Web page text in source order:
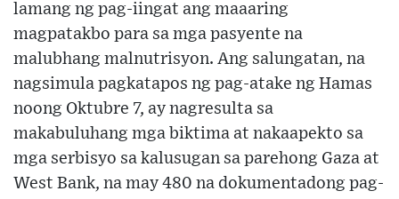
lamang ng pag-iingat ang maaaring
magpatakbo para sa mga pasyente na
malubhang malnutrisyon. Ang salungatan, na
nagsimula pagkatapos ng pag-atake ng Hamas
noong Oktubre 7, ay nagresulta sa
makabuluhang mga biktima at nakaapekto sa
mga serbisyo sa kalusugan sa parehong Gaza at
West Bank, na may 480 na dokumentadong pag-